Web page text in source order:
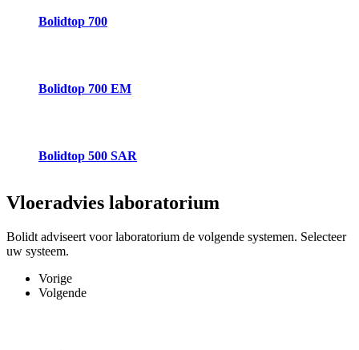
Bolidtop 700
Bolidtop 700 EM
Bolidtop 500 SAR
Vloeradvies laboratorium
Bolidt adviseert voor laboratorium de volgende systemen. Selecteer
uw systeem.
Vorige
Volgende